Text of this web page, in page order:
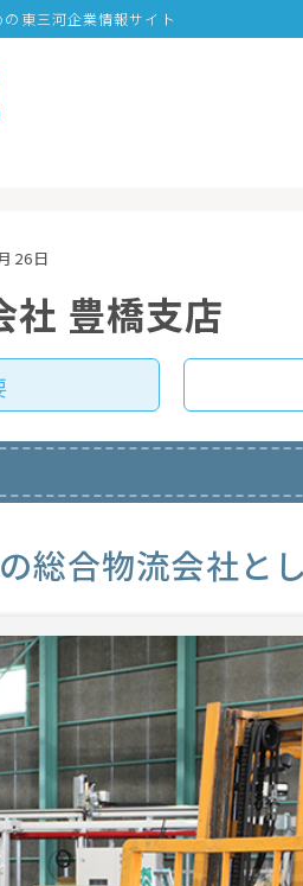
東三河企業情報サイト
26日
社 豊橋支店
総合物流会社と